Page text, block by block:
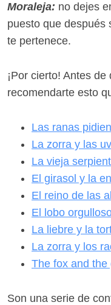
Moraleja: no dejes
puesto que después
te pertenece.
¡Por cierto! Antes
recomendarte esto
Las ranas
La zorra y las
La vieja
El girasol y la
El reino de las
El lobo
La liebre y la
La zorra y los
The fox and the
Son una serie de